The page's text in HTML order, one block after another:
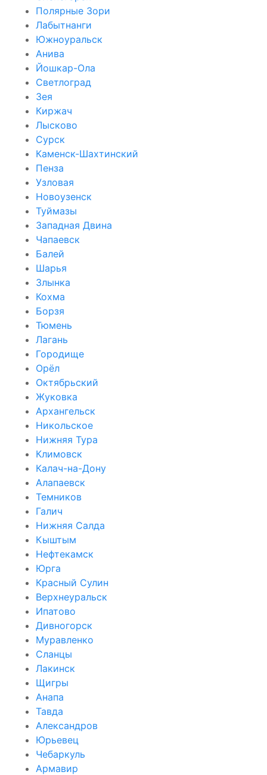
Полярные Зори
Лабытнанги
Южноуральск
Анива
Йошкар-Ола
Светлоград
Зея
Киржач
Лысково
Сурск
Каменск-Шахтинский
Пенза
Узловая
Новоузенск
Туймазы
Западная Двина
Чапаевск
Балей
Шарья
Злынка
Кохма
Борзя
Тюмень
Лагань
Городище
Орёл
Октябрьский
Жуковка
Архангельск
Никольское
Нижняя Тура
Климовск
Калач-на-Дону
Алапаевск
Темников
Галич
Нижняя Салда
Кыштым
Нефтекамск
Юрга
Красный Сулин
Верхнеуральск
Ипатово
Дивногорск
Муравленко
Сланцы
Лакинск
Щигры
Анапа
Тавда
Александров
Юрьевец
Чебаркуль
Армавир